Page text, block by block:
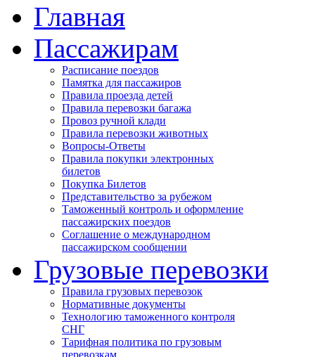
Главная
Пассажирам
Расписание поездов
Памятка для пассажиров
Правила проезда детей
Правила перевозки багажа
Провоз ручной клади
Правила перевозки животных
Вопросы-Ответы
Правила покупки электронных
билетов
Покупка Билетов
Представительство за рубежом
Таможенный контроль и оформление
пассажирских поездов
Соглашение о международном
пассажирском сообщении
Грузовые перевозки
Правила грузовых перевозок
Нормативные документы
Технологию таможенного контроля
СНГ
Тарифная политика по грузовым
перевозкам